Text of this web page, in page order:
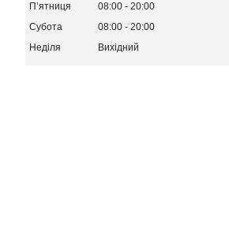
Пʼятниця
08:00
20:00
Субота
08:00
20:00
Неділя
Вихідний